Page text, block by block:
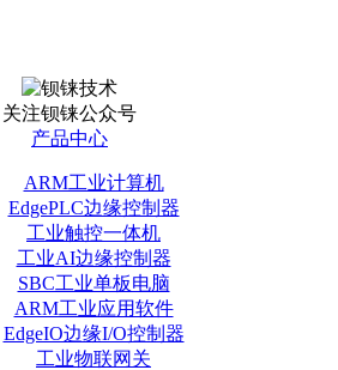
关注钡铼公众号
产品中心
ARM工业计算机
EdgePLC边缘控制器
工业触控一体机
工业AI边缘控制器
SBC工业单板电脑
ARM工业应用软件
EdgeIO边缘I/O控制器
工业物联网关